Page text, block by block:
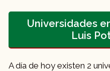
Universidades
Luis
A día de hoy existen 2